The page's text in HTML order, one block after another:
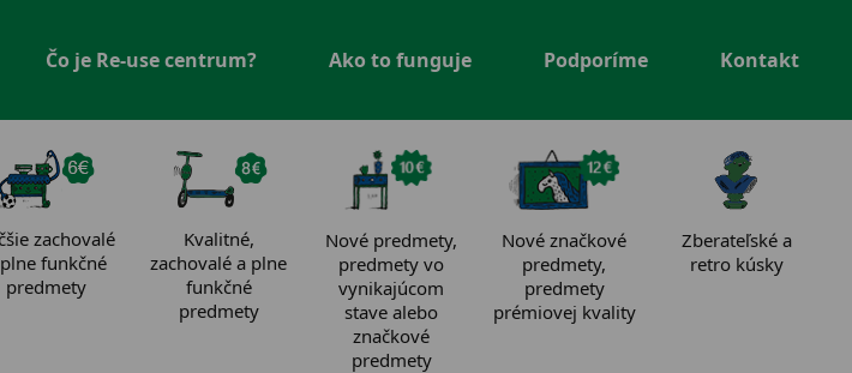
Čo je Re-use centrum? Ako to funguje Podporíme Kontakt
zachovalé
funkčné
predmety
Kvalitné,
zachovalé a plne
funkčné
predmety
Nové predmety,
predmety vo
vynikajúcom
stave alebo
značkové
predmety
Nové značkové
predmety,
predmety
prémiovej kvality
Zberateľské a
retro kúsky